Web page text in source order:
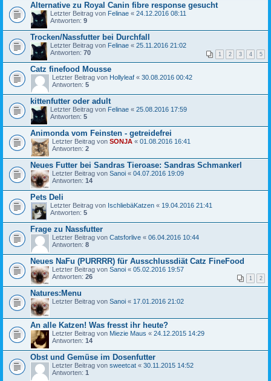
Alternative zu Royal Canin fibre response gesucht
Letzter Beitrag von Felinae « 24.12.2016 08:11
Antworten: 9
Trocken/Nassfutter bei Durchfall
Letzter Beitrag von Felinae « 25.11.2016 21:02
Antworten: 70 1 2 3 4 5
Catz finefood Mousse
Letzter Beitrag von Hollyleaf « 30.08.2016 00:42
Antworten: 5
kittenfutter oder adult
Letzter Beitrag von Felinae « 25.08.2016 17:59
Antworten: 5
Animonda vom Feinsten - getreidefrei
Letzter Beitrag von SONJA « 01.08.2016 16:41
Antworten: 2
Neues Futter bei Sandras Tieroase: Sandras Schmankerl
Letzter Beitrag von Sanoi « 04.07.2016 19:09
Antworten: 14
Pets Deli
Letzter Beitrag von IschliebäKatzen « 19.04.2016 21:41
Antworten: 5
Frage zu Nassfutter
Letzter Beitrag von Catsforlive « 06.04.2016 10:44
Antworten: 8
Neues NaFu (PURRRR) für Ausschlussdiät Catz FineFood
Letzter Beitrag von Sanoi « 05.02.2016 19:57
Antworten: 26 1 2
Natures:Menu
Letzter Beitrag von Sanoi « 17.01.2016 21:02
An alle Katzen! Was fresst ihr heute?
Letzter Beitrag von Miezie Maus « 24.12.2015 14:29
Antworten: 14
Obst und Gemüse im Dosenfutter
Letzter Beitrag von sweetcat « 30.11.2015 14:52
Antworten: 1